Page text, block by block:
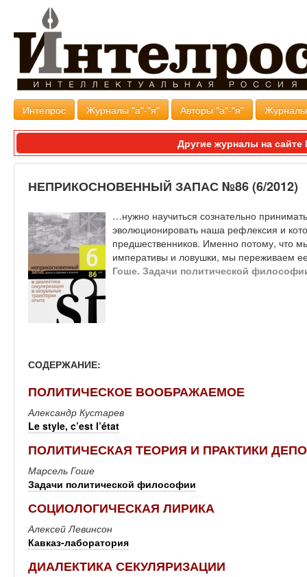
Интелрос Журналы "а"-"я" Авторы "а"-"я"
Другие журналы на
НЕПРИКОСНОВЕННЫЙ ЗАПАС №86 (6/2012)
…нужно научиться сознательно
эволюционировать наша рефлексия и
предшественников. Именно потому, что
императивы и ловушки, мы переживаем
Гоше. Задачи политической
СОДЕРЖАНИЕ:
ПОЛИТИЧЕСКОЕ ВООБРАЖАЕМОЕ
Александр Кустарев
Le style, c’est l’état
ПОЛИТИЧЕСКАЯ ТЕОРИЯ И ПРАКТИКИ
Марсель Гоше
Задачи политической философии
СОЦИОЛОГИЧЕСКАЯ ЛИРИКА
Алексей Левинсон
Кавказ-лаборатория
ДИАЛЕКТИКА СЕКУЛЯРИЗАЦИИ